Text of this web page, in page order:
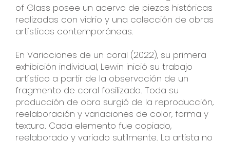
of Glass posee un acervo de piezas históricas
realizadas con vidrio y una colección de obras
artísticas contemporáneas.
En Variaciones de un coral (2022), su primera
exhibición individual, Lewin inició su trabajo
artístico a partir de la observación de un
fragmento de coral fosilizado. Toda su
producción de obra surgió de la reproducción,
reelaboración y variaciones de color, forma y
textura. Cada elemento fue copiado,
reelaborado y variado sutilmente. La artista no